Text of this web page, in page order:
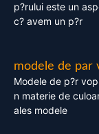
p?rului este un
c? avem un p?r
modele de par
Modele de p?r
n materie de
ales modele